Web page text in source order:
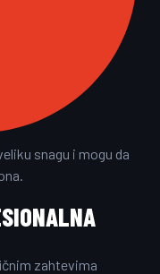
snagu i mogu da
zahtevima